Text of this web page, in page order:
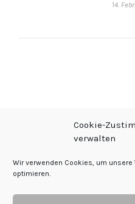
Cookie-
verwalten
Wir verwenden Cookies, um
optimieren.
14.
Impressum|